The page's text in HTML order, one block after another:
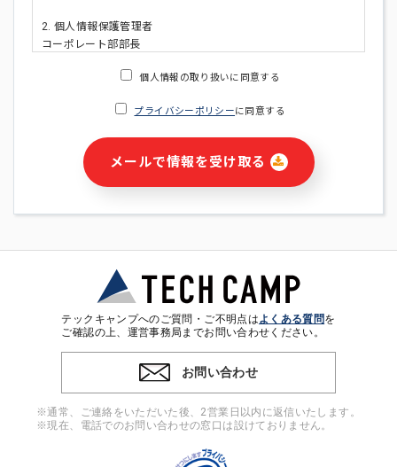
2. 個人情報保護管理者
コーポレート部部長
・ご請求された資料の送付のため
・本サービス及び本サービスに関連する情報(当社及び第三者の
サービス又は商品等の広告配信・宣伝を含みますが、それらに
・個人(法人の場合は担当者)を識別できない形式に加工した統
計情報の作成および利用
※上記の利用目的に基づいた本人への連絡及び配信について
4. 個人情報の第三者提供
ンをとるために、氏名等の一部の情報をサービス内で使用する
チャットツールで発信することにより、本サービスの他の利用
者等に提供することがあります。
個人情報の取り扱いに同意する
プライバシーポリシーに同意する
メールで情報を受け取る
テックキャンプへのご質問・ご不明点はよくある質問を
ご確認の上、運営事務局までお問い合わせください。
お問い合わせ
※通常、ご連絡をいただいた後、2営業日以内に返信いたします。
※現在、電話でのお問い合わせの窓口は設けておりません。